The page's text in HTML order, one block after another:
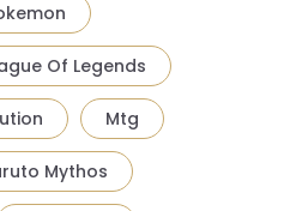
Of Legends
Mtg
Mythos